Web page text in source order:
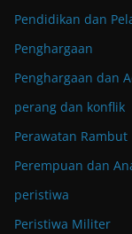
Pendidikan dan
Penghargaan
Penghargaan dan
perang dan konflik
Perawatan Rambut
Perempuan dan
peristiwa
Peristiwa Militer